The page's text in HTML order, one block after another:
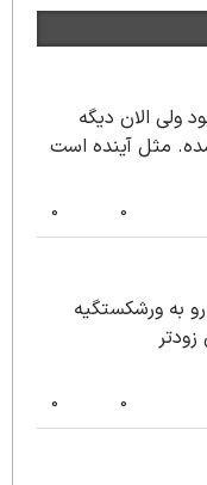
ولی الان دیگه
مثل آینده است
0
0
به ورشکستگیه
0
0